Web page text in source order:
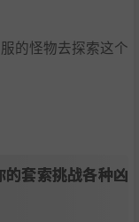
的怪物去探索这个
套索挑战各种凶